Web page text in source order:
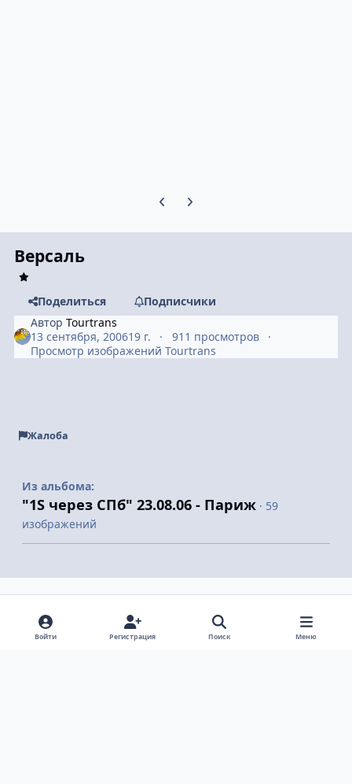
Предыдущий слайд карусели
Следующий слайд карусели
Версаль
Поделиться
Подписчики
АвторTourtrans
13 сентября, 200619 г.
911 просмотров
Просмотр изображений Tourtrans
Жалоба
Из альбома:
"1S через СПб" 23.08.06 - Париж · 59
изображений
Войти Регистрация Поиск Меню